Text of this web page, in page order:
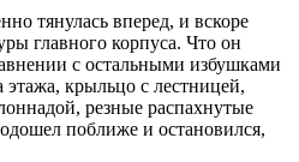
тянулась вперед, и вскоре
главного корпуса. Что он
с остальными избушками
крыльцо с лестницей,
резные распахнутые
поближе и остановился,